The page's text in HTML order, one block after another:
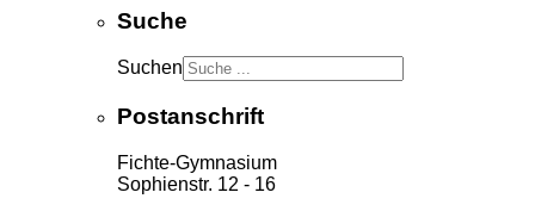
Suche
Suchen
Postanschrift
Fichte-Gymnasium
Sophienstr. 12 - 16